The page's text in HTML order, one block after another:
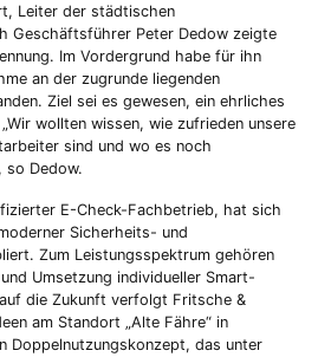
Leiter der städtischen
Geschäftsführer Peter Dedow zeigte
Im Vordergrund habe für ihn
an der zugrunde liegenden
Ziel sei es gewesen, ein ehrliches
wollten wissen, wie zufrieden unsere
sind und wo es noch
so Dedow.
E-Check-Fachbetrieb, hat sich
Sicherheits- und
Zum Leistungsspektrum gehören
Umsetzung individueller Smart-
die Zukunft verfolgt Fritsche &
am Standort „Alte Fähre“ in
Doppelnutzungskonzept, das unter